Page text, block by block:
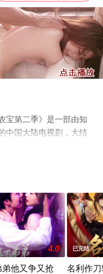
宝第二季》是一部由知
中国大陆电视剧，大结
免费观看高清无删减完
了解。
4.0
他又争又抢
已完结
名利作